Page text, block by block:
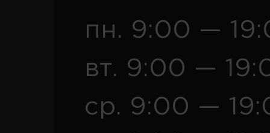
пн. 9:00 —
вт. 9:00 —
ср. 9:00 —